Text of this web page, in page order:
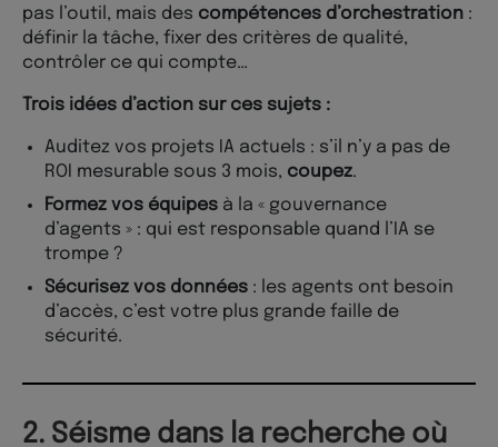
pas l’outil, mais des compétences d’orchestration :
définir la tâche, fixer des critères de qualité,
contrôler ce qui compte…
Trois idées d’action sur ces sujets :
Auditez vos projets IA actuels : s’il n’y a pas de
ROI mesurable sous 3 mois, coupez.
Formez vos équipes à la « gouvernance
d’agents » : qui est responsable quand l’IA se
trompe ?
Sécurisez vos données : les agents ont besoin
d’accès, c’est votre plus grande faille de
sécurité.
2. Séisme dans la recherche où